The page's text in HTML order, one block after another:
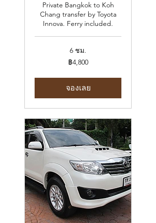
Private Bangkok to Koh
Chang transfer by Toyota
Innova. Ferry included.
6 ชม.
฿4,800
จองเลย